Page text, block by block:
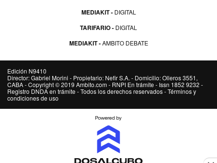
MEDIAKIT DIGITAL
TARIFARIO DIGITAL
MEDIAKIT AMBITO DEBATE
Edición N9410
Director: Gabriel Morini - Propietario: Nefir S.A. - Domicilio: Olleros 3551,
CABA - Copyright © 2019 Ambito.com - RNPI En trámite - Issn 1852 9232 -
Registro DNDA en trámite - Todos los derechos reservados - Términos y
condiciones de uso